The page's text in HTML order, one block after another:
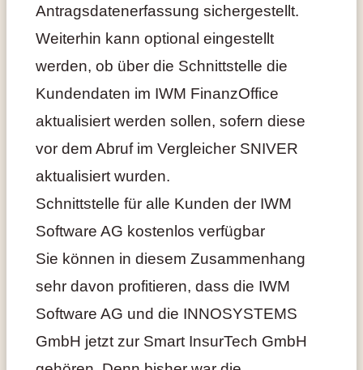
Antragsdatenerfassung sichergestellt.
Weiterhin kann optional eingestellt
werden, ob über die Schnittstelle die
Kundendaten im IWM FinanzOffice
aktualisiert werden sollen, sofern diese
vor dem Abruf im Vergleicher SNIVER
aktualisiert wurden.
Schnittstelle für alle Kunden der IWM
Software AG kostenlos verfügbar
Sie können in diesem Zusammenhang
sehr davon profitieren, dass die IWM
Software AG und die INNOSYSTEMS
GmbH jetzt zur Smart InsurTech GmbH